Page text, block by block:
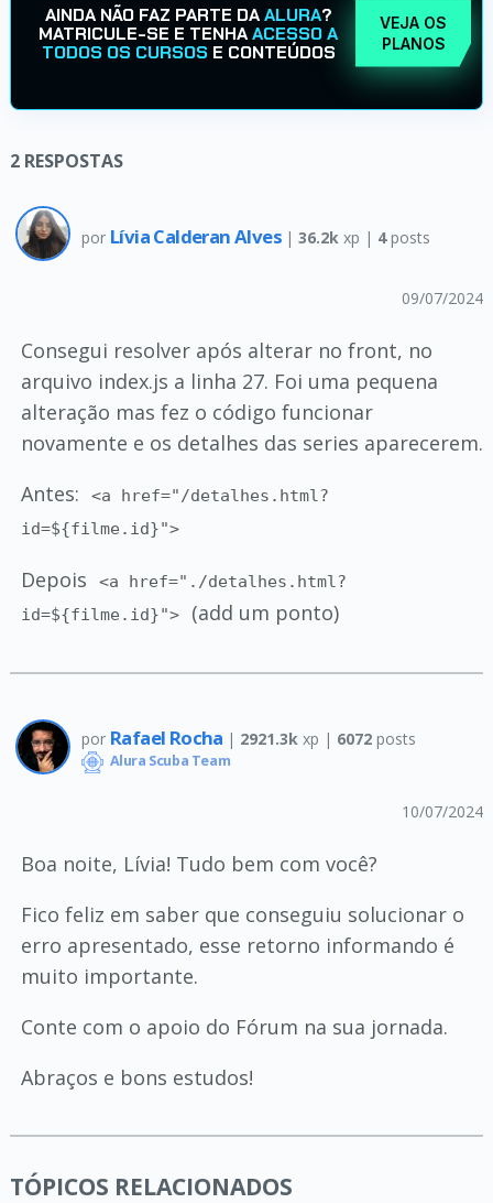
AINDA NÃO FAZ PARTE DAALURA?
MATRICULE-SE E TENHAACESSO A
TODOS OS CURSOS E CONTEÚDOS
VEJA OS
PLANOS
2 RESPOSTAS
por Lívia Calderan Alves |36.2k xp | 4posts
09/07/2024
Consegui resolver após alterar no front, no
arquivo index.js a linha 27. Foi uma pequena
alteração mas fez o código funcionar
novamente e os detalhes das series aparecerem.
Antes:
<a href="/detalhes.html?
id=${filme.id}">
Depois
<a href="./detalhes.html?
id=${filme.id}">
(add um ponto)
por Rafael Rocha | 2921.3k xp | 6072 posts
Alura Scuba Team
10/07/2024
Boa noite, Lívia! Tudo bem com você?
Fico feliz em saber que conseguiu solucionar o
erro apresentado, esse retorno informando é
muito importante.
Conte com o apoio do Fórum na sua jornada.
Abraços e bons estudos!
TÓPICOS RELACIONADOS